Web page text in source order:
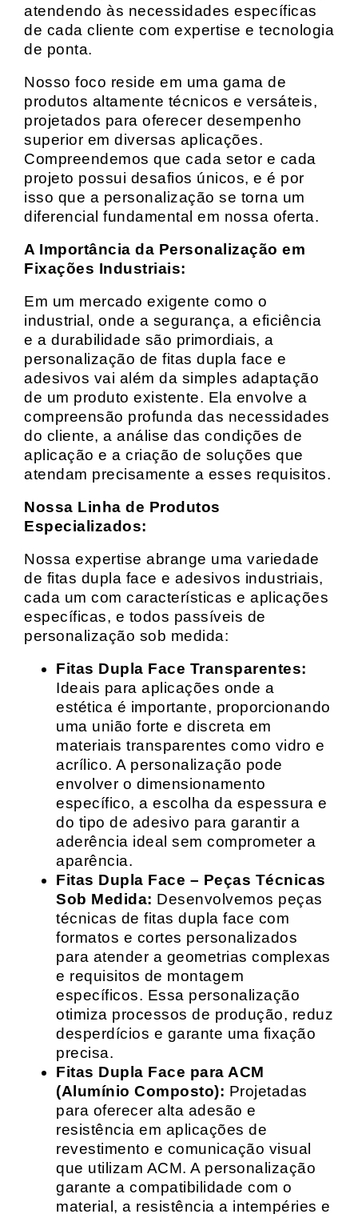
atendendo às necessidades específicas
de cada cliente com expertise e tecnologia
de ponta.
Nosso foco reside em uma gama de
produtos altamente técnicos e versáteis,
projetados para oferecer desempenho
superior em diversas aplicações.
Compreendemos que cada setor e cada
projeto possui desafios únicos, e é por
isso que a personalização se torna um
diferencial fundamental em nossa oferta.
A Importância da Personalização em
Fixações Industriais:
Em um mercado exigente como o
industrial, onde a segurança, a eficiência
e a durabilidade são primordiais, a
personalização de fitas dupla face e
adesivos vai além da simples adaptação
de um produto existente. Ela envolve a
compreensão profunda das necessidades
do cliente, a análise das condições de
aplicação e a criação de soluções que
atendam precisamente a esses requisitos.
Nossa Linha de Produtos
Especializados:
Nossa expertise abrange uma variedade
de fitas dupla face e adesivos industriais,
cada um com características e aplicações
específicas, e todos passíveis de
personalização sob medida:
Fitas Dupla Face Transparentes:
Ideais para aplicações onde a
estética é importante, proporcionando
uma união forte e discreta em
materiais transparentes como vidro e
acrílico. A personalização pode
envolver o dimensionamento
específico, a escolha da espessura e
do tipo de adesivo para garantir a
aderência ideal sem comprometer a
aparência.
Fitas Dupla Face – Peças Técnicas
Sob Medida: Desenvolvemos peças
técnicas de fitas dupla face com
formatos e cortes personalizados
para atender a geometrias complexas
e requisitos de montagem
específicos. Essa personalização
otimiza processos de produção, reduz
desperdícios e garante uma fixação
precisa.
Fitas Dupla Face para ACM
(Alumínio Composto): Projetadas
para oferecer alta adesão e
resistência em aplicações de
revestimento e comunicação visual
que utilizam ACM. A personalização
garante a compatibilidade com o
material, a resistência a intempéries e